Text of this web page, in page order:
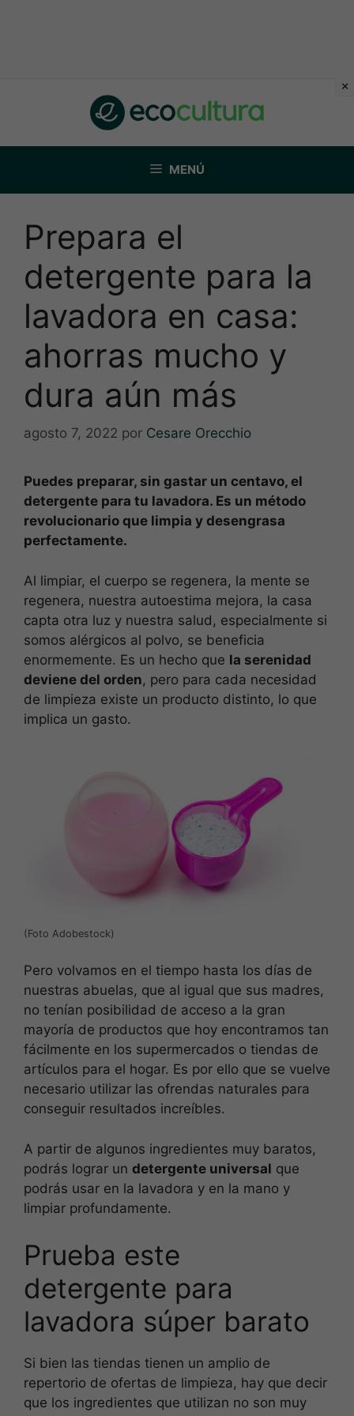
MENÚ
Prepara el
detergente para la
lavadora en casa:
ahorras mucho y
dura aún más
agosto 7, 2022 por Cesare Orecchio
Puedes preparar, sin gastar un centavo, el
detergente para tu lavadora. Es un método
revolucionario que limpia y desengrasa
perfectamente.
Al limpiar, el cuerpo se regenera, la mente se
regenera, nuestra autoestima mejora, la casa
capta otra luz y nuestra salud, especialmente si
somos alérgicos al polvo, se beneficia
enormemente. Es un hecho que la serenidad
deviene del orden, pero para cada necesidad
de limpieza existe un producto distinto, lo que
implica un gasto.
(Foto Adobestock)
Pero volvamos en el tiempo hasta los días de
nuestras abuelas, que al igual que sus madres,
no tenían posibilidad de acceso a la gran
mayoría de productos que hoy encontramos tan
fácilmente en los supermercados o tiendas de
artículos para el hogar. Es por ello que se vuelve
necesario utilizar las ofrendas naturales para
conseguir resultados increíbles.
A partir de algunos ingredientes muy baratos,
podrás lograr un detergente universal que
podrás usar en la lavadora y en la mano y
limpiar profundamente.
Prueba este
detergente para
lavadora súper barato
Si bien las tiendas tienen un amplio de
repertorio de ofertas de limpieza, hay que decir
que los ingredientes que utilizan no son muy